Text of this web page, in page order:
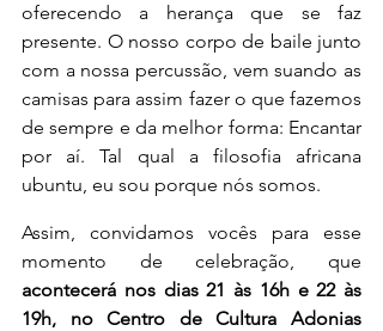
oferecendo a herança que se faz
presente. O nosso corpo de baile junto
com a nossa percussão, vem suando as
camisas para assim fazer o que fazemos
de sempre e da melhor forma: Encantar
por aí. Tal qual a filosofia africana
ubuntu, eu sou porque nós somos.
Assim, convidamos vocês para esse
acontecerá nos dias 21 às 16h e 22 às
19h, no Centro de Cultura Adonias